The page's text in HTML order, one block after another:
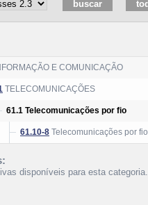
E COMUNICAÇÃO
TELECOMUNICAÇÕES
61.1 Telecomunicações por fio
61.10-8 Telecomunicações por fio
disponíveis para esta categoria.